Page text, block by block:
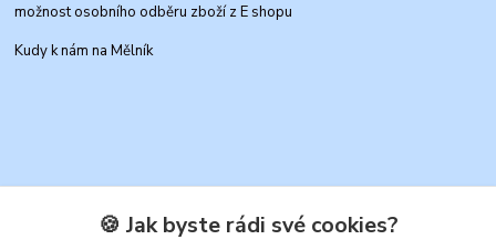
možnost osobního odběru zboží z E shopu
Kudy k nám na Mělník
Kontakty🍪 Jak byste rádi své cookies?